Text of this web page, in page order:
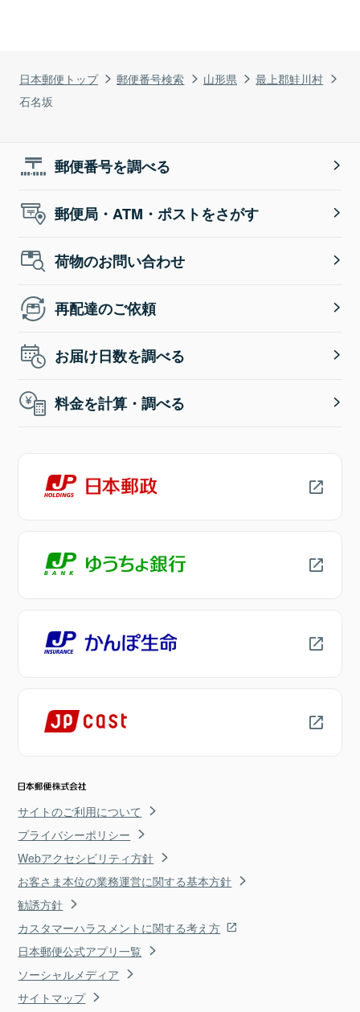
日本郵便トップ 郵便番号検索 山形県
最上郡鮭川村
石名坂
郵便番号を調べる
郵便局・ATM・ポストをさがす
荷物のお問い合わせ
再配達のご依頼
お届け日数を調べる
料金を計算・調べる
サイトのご利用について
プライバシーポリシー
Webアクセシビリティ方針
お客さま本位の業務運営に関する基本方針
勧誘方針
カスタマーハラスメントに関する考え方
日本郵便公式アプリ一覧
ソーシャルメディア
サイトマップ